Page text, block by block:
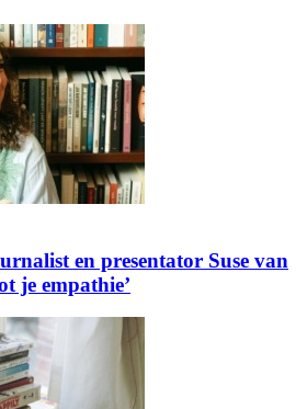
en presentator Suse van
je empathie’